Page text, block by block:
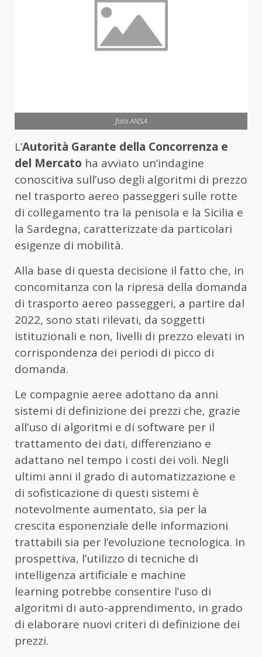
foto ANSA
L’Autorità Garante della Concorrenza e
del Mercato ha avviato un’indagine
conoscitiva sull’uso degli algoritmi di prezzo
nel trasporto aereo passeggeri sulle rotte
di collegamento tra la penisola e la Sicilia e
la Sardegna, caratterizzate da particolari
esigenze di mobilità.
Alla base di questa decisione il fatto che, in
concomitanza con la ripresa della domanda
di trasporto aereo passeggeri, a partire dal
2022, sono stati rilevati, da soggetti
istituzionali e non, livelli di prezzo elevati in
corrispondenza dei periodi di picco di
domanda.
Le compagnie aeree adottano da anni
sistemi di definizione dei prezzi che, grazie
all’uso di algoritmi e di software per il
trattamento dei dati, differenziano e
adattano nel tempo i costi dei voli. Negli
ultimi anni il grado di automatizzazione e
di sofisticazione di questi sistemi è
notevolmente aumentato, sia per la
crescita esponenziale delle informazioni
trattabili sia per l’evoluzione tecnologica. In
prospettiva, l’utilizzo di tecniche di
intelligenza artificiale e machine
learning potrebbe consentire l’uso di
algoritmi di auto-apprendimento, in grado
di elaborare nuovi criteri di definizione dei
prezzi.